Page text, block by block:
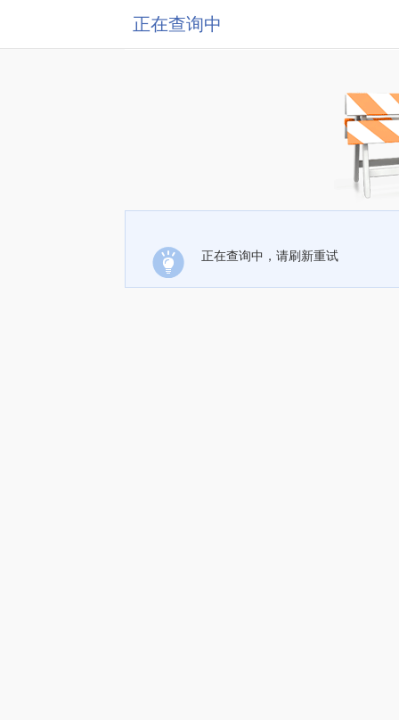
正在查询中
正在查询中，请刷新重试